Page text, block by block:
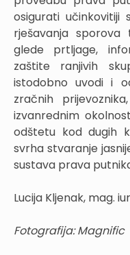
osigurati učinkovitiji
rješavanja
glede prtljage,
zaštite ranjivih
istodobno uvodi i
zračnih
izvanrednim
odštetu kod dugih
svrha stvaranje
sustava prava
Lucija Kljenak, mag.
Fotografija: Magnific